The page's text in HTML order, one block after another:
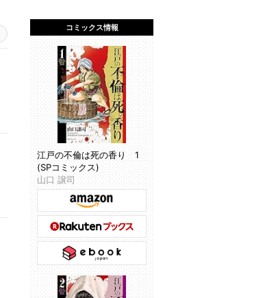
コミックス情報
江戸の不倫は死の香り 1
(SPコミックス)
山口 譲司